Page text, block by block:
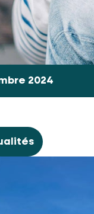
2024